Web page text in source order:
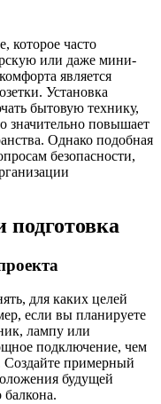
которое часто
или даже мини-
является
Установка
бытовую технику,
значительно повышает
Однако подобная
безопасности,
для каких целей
если вы планируете
лампу или
подключение, чем
Создайте примерный
будущей
балкона.